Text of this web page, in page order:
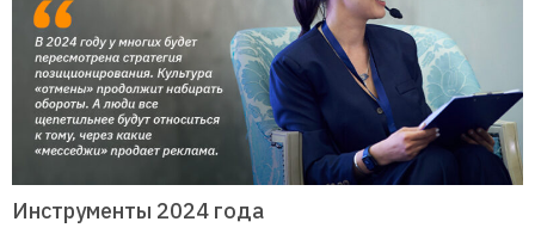
Инструменты 2024 года